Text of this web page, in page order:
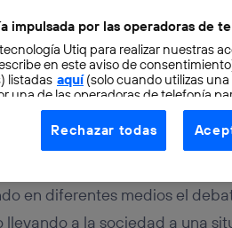
mandan a
en diferentes medios el
a la sociedad a una
impulsada por las operadoras de
Utiq para realizar nuestras
en este aviso de
listadas aquí(solo cuando utilizas una
una de las operadoras de telefonía
web).
privacidad como prioridad
de la cuenta de cliente de
número de teléfono móvil).
Rechazar todas